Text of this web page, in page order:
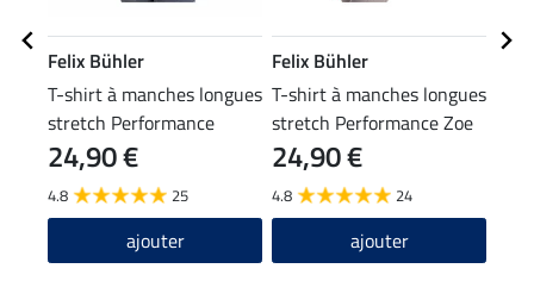
Felix Bühler
T-shirt à manches longues
stretch Performance
Frieda
24,90 €
4.8 25
ajouter
Felix Bühler
T-shirt à manches longues
stretch Performance Zoe
24,90 €
4.8 24
ajouter